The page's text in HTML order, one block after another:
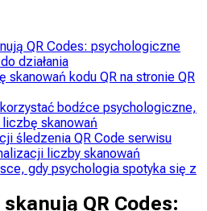
QR Codes: psychologiczne
działania
kodu QR na stronie QR
bodźce psychologiczne,
skanowań
śledzenia QR Code serwisu
liczby skanowań
gdy psychologia spotyka się z
QR Codes: